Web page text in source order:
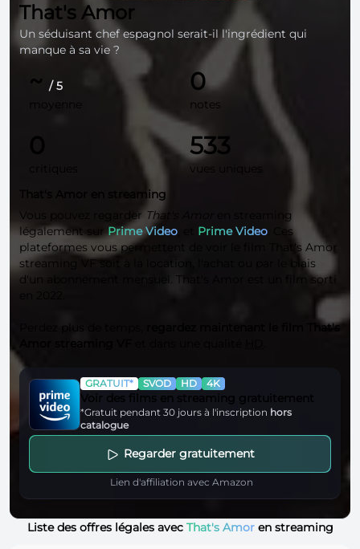
That's Amor
Un séduisant chef espagnol serait-il l'ingrédient qui
manque à sa vie ?
~ / 5
0
notes
533
vues uniques
That's Amor en streaming
Vous pouvez regarder That's Amor
en streaming
légalement sur Prime Video Prime Video . Ces
plateformes vous permettent de voir le film That's Amor
streaming VF soit à la location, l'achat ou par le biais
d'un abonnement mensuel. That's Amor est un film sorti
Perdez plus de temps,
regardez maintenant le film That's
Amor streaming VF
GRATUIT* SVOD HD 4K
Voir des films en streaming gratuitement
*Gratuit pendant 30 jours à l'inscription hors
catalogue
Regarder gratuitement
Lien d'affiliation avec Amazon
Liste des offres légales avec That's Amoren streaming